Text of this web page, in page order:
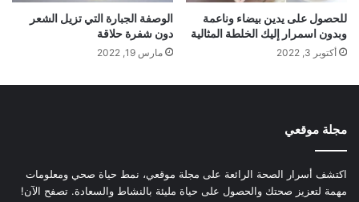
للحصول على يدين بيضاء وناعمة
وبدون اسمرار إليك الخلطة المثالية
أكتوبر 3, 2022
الوصفة الجبارة التي تزيل الشعر
دون شفرة حلاقة
مارس 19, 2022
مجلة موقعي
اكتشف أسرار الصحة الرائعة على مجلة موقعي، نمط حياة صحي ومعلومات
مهمة لتعزيز صحتك والحصول على حياة مليئة بالنشاط والسعادة. تصفح الآن!